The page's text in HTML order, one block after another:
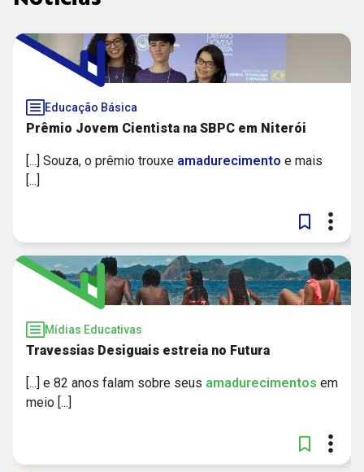
Educação Básica
Prêmio Jovem Cientista na SBPC em Niterói
[...] Souza, o prêmio trouxe amadurecimento e mais
[...]
Mídias Educativas
Travessias Desiguais estreia no Futura
[...] e 82 anos falam sobre seus amadurecimentos em
meio [...]